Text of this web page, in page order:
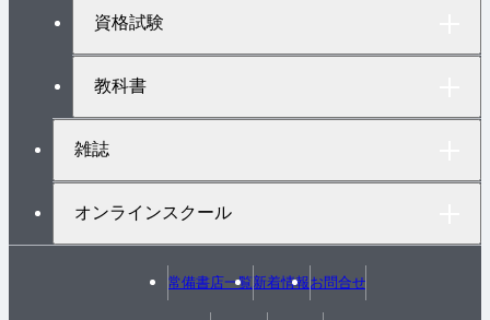
資格試験
教科書
雑誌
オンラインスクール
常備書店一覧新着情報お問合せ